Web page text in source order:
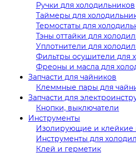
Ручки для холодильников
Таймеры для
Термостаты для
Тэны оттайки для
Уплотнители для
Фильтры осушители для
Фреоны и масла для
Запчасти для чайников
Клеммные пары для
Запчасти для
Кнопки, выключатели
Инструменты
Изолирующие и клейкие
Инструменты для
Клей и герметик